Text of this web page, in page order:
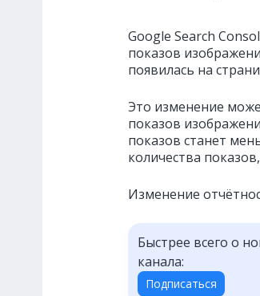
Google Search
показов
появилась на
Это изменение
показов
показов станет
количества
Изменение
Быстрее всего о
канала:
Подписаться